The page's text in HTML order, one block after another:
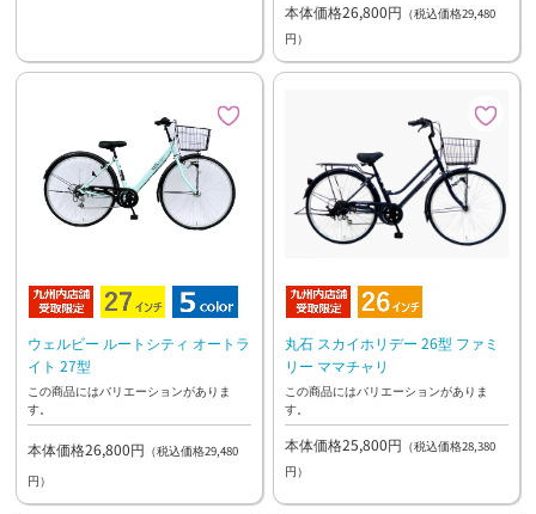
本体価格26,800円 （税込価格29,480
円）
ウェルビー ルートシティ オートラ
イト 27型
この商品にはバリエーションがありま
す。
本体価格26,800円 （税込価格29,480
円）
丸石 スカイホリデー 26型 ファミ
リー ママチャリ
この商品にはバリエーションがありま
す。
本体価格25,800円 （税込価格28,380
円）